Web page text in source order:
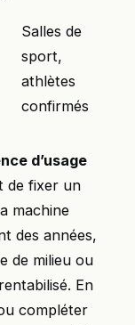
Salles de
sport,
athlètes
confirmés
d’usage
de fixer un
machine
des années,
de milieu ou
En
compléter